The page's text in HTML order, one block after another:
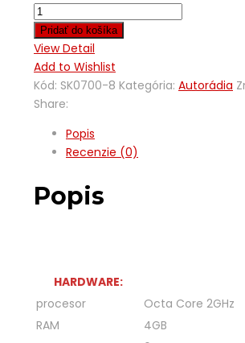
Pridať do košíka
View Detail
Add to Wishlist
Kód: SK0700-8 Kategória: Autorádia
Share:
Popis
Recenzie (0)
Popis
HARDWARE:
procesor
Octa Core 2GHz
RAM
4GB